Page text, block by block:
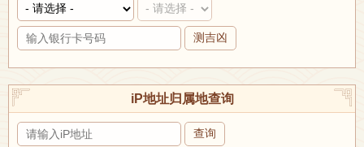
测吉凶
iP地址归属地查询
查询